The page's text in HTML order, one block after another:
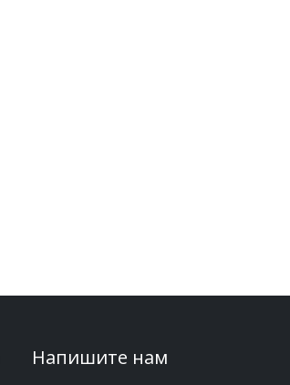
Напишите нам